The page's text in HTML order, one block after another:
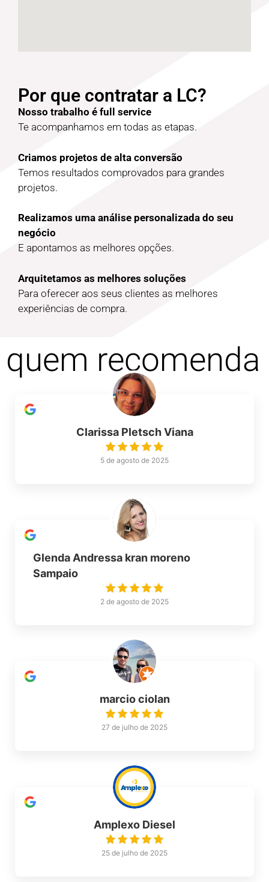
Por que contratar a LC?
Nosso trabalho é full service
Te acompanhamos em todas as etapas.
Criamos projetos de alta conversão
Temos resultados comprovados para grandes
projetos.
Realizamos uma análise personalizada do seu
negócio
E apontamos as melhores opções.
Arquitetamos as melhores soluções
Para oferecer aos seus clientes as melhores
experiências de compra.
quem recomenda
Clarissa Pletsch Viana
5 de agosto de 2025
Glenda Andressa kran moreno
Sampaio
2 de agosto de 2025
marcio ciolan
27 de julho de 2025
Amplexo Diesel
25 de julho de 2025